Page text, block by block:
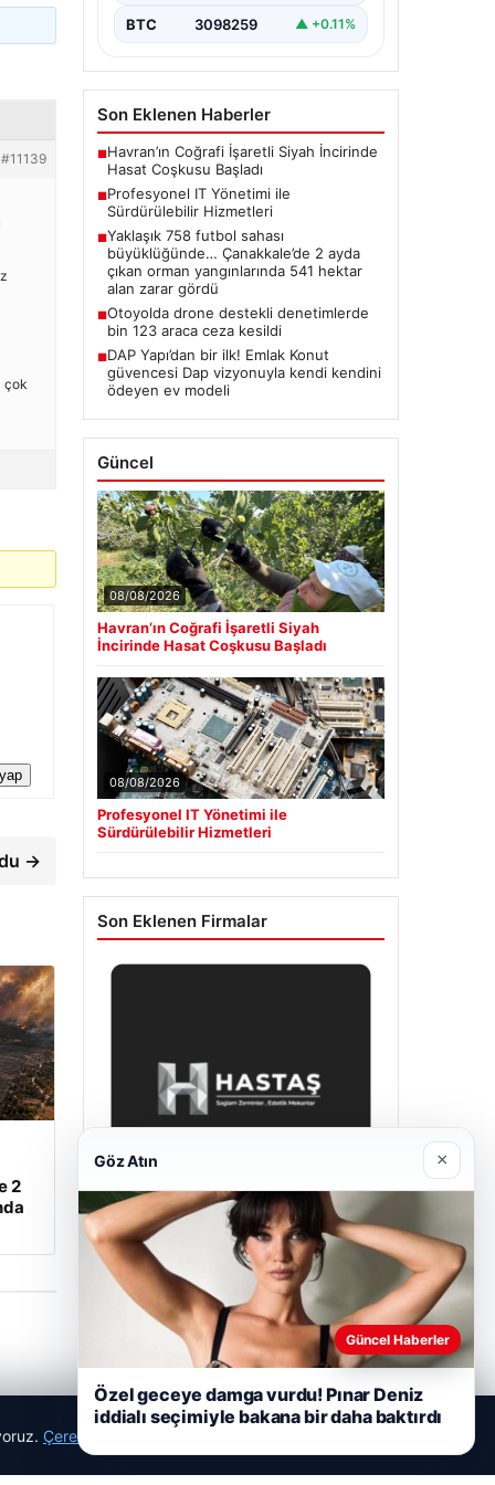
#11139
çok
→
2
BTC 3098259 ▲ +0.11%
Son Eklenen Haberler
■Havran’ın Coğrafi İşaretli Siyah İncirinde
Hasat Coşkusu Başladı
■Profesyonel IT Yönetimi ile
Sürdürülebilir Hizmetleri
■Yaklaşık 758 futbol sahası
büyüklüğünde… Çanakkale’de 2 ayda
çıkan orman yangınlarında 541 hektar
alan zarar gördü
■Otoyolda drone destekli denetimlerde
bin 123 araca ceza kesildi
■DAP Yapı’dan bir ilk! Emlak Konut
güvencesi Dap vizyonuyla kendi kendini
ödeyen ev modeli
Güncel
08/08/2026
Havran’ın Coğrafi İşaretli Siyah
İncirinde Hasat Coşkusu Başladı
08/08/2026
Profesyonel IT Yönetimi ile
Sürdürülebilir Hizmetleri
Son Eklenen Firmalar
Enes Kaplan Avukatlık Bürosu
28/04/2026
Çerez Politikamız
Göz Atın ×
Güncel Haberler
Özel geceye damga vurdu! Pınar Deniz
iddialı seçimiyle bakana bir daha baktırdı